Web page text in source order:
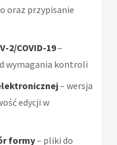
oraz przypisanie
2/COVID-19–
wymagania kontroli
– wersja
edycji w
formy– pliki do